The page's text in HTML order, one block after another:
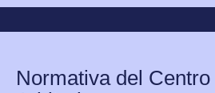
Normativa del Centro